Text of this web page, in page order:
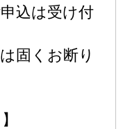
込は受け付
固くお断り